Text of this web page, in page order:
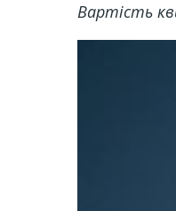
Вартість